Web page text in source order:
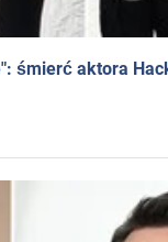
śmierć aktora